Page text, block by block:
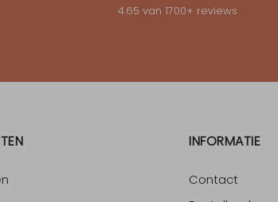
4.65 van 1700+ reviews
INFORMATIE
Contact